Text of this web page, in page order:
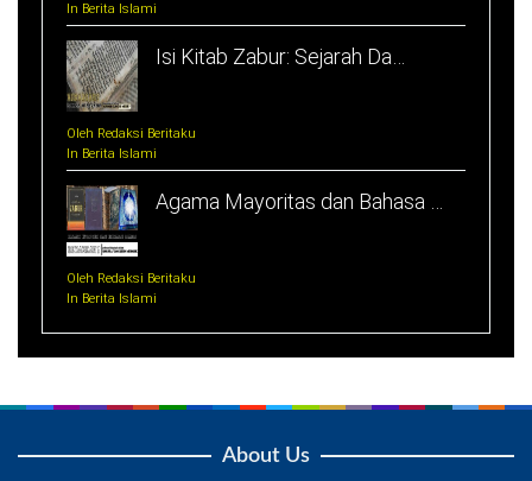
In Berita Islami
Isi Kitab Zabur: Sejarah Da…
Oleh Redaksi Beritaku
In Berita Islami
Agama Mayoritas dan Bahasa …
Oleh Redaksi Beritaku
In Berita Islami
About Us